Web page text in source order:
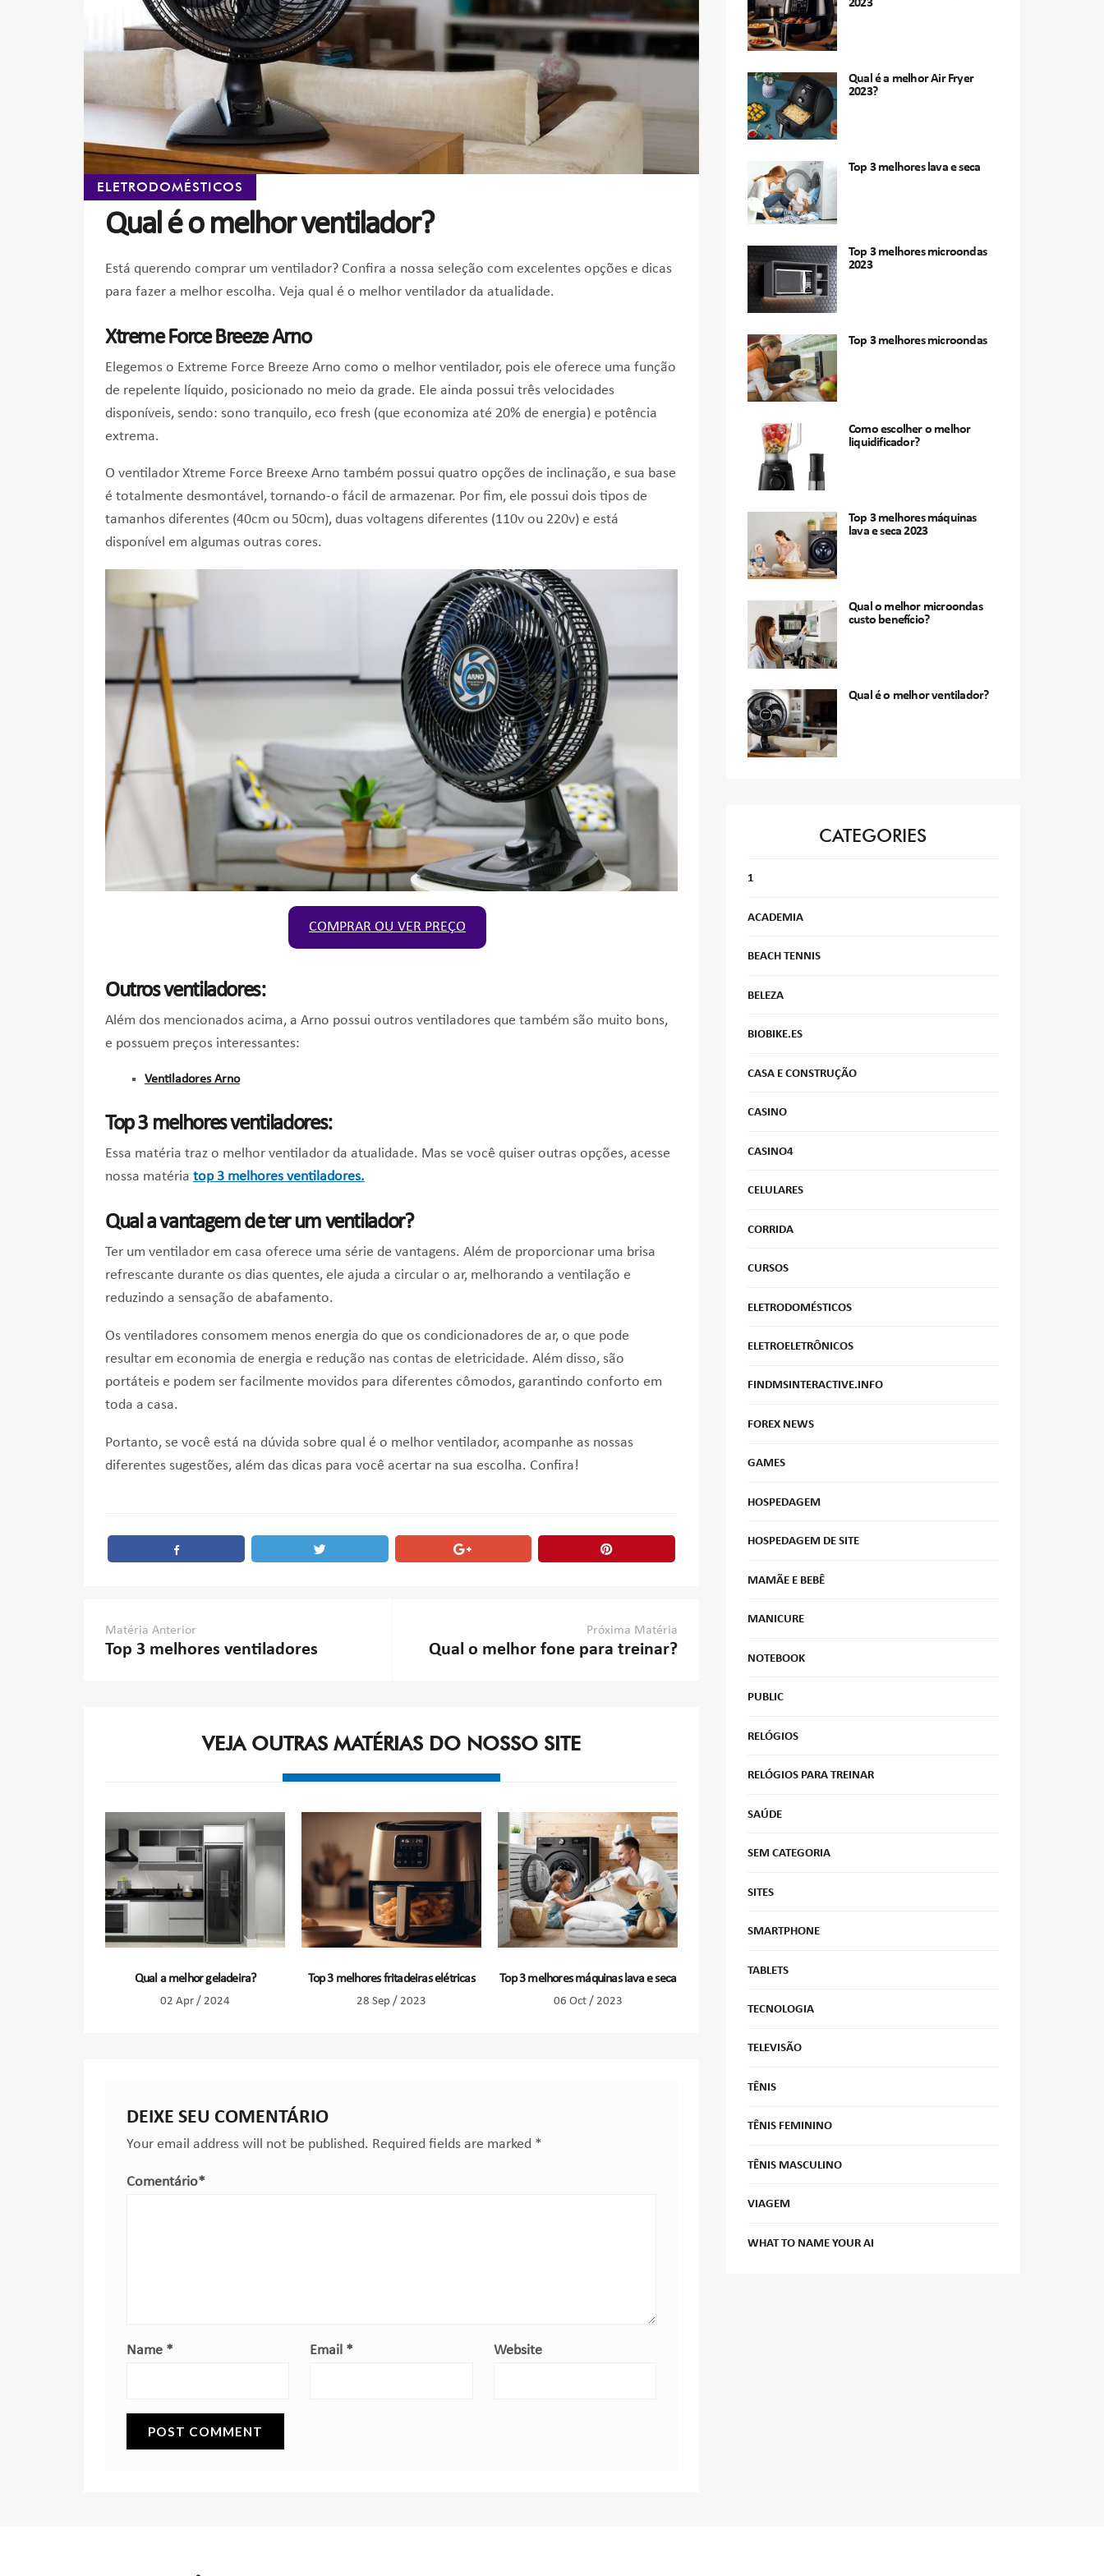
ELETRODOMÉSTICOS
Qual é o melhor ventilador?
Está querendo comprar um ventilador? Confira a nossa seleção com excelentes opções e dicas
para fazer a melhor escolha. Veja qual é o melhor ventilador da atualidade.
Xtreme Force Breeze Arno
Elegemos o Extreme Force Breeze Arno como o melhor ventilador, pois ele oferece uma função
de repelente líquido, posicionado no meio da grade. Ele ainda possui três velocidades
disponíveis, sendo: sono tranquilo, eco fresh (que economiza até 20% de energia) e potência
extrema.
O ventilador Xtreme Force Breexe Arno também possui quatro opções de inclinação, e sua base
é totalmente desmontável, tornando-o fácil de armazenar. Por fim, ele possui dois tipos de
tamanhos diferentes (40cm ou 50cm), duas voltagens diferentes (110v ou 220v) e está
disponível em algumas outras cores.
COMPRAR OU VER PREÇO
Outros ventiladores:
Além dos mencionados acima, a Arno possui outros ventiladores que também são muito bons,
e possuem preços interessantes:
Ventiladores Arno
Top 3 melhores ventiladores:
Essa matéria traz o melhor ventilador da atualidade. Mas se você quiser outras opções, acesse
nossa matéria top 3 melhores ventiladores.
Qual a vantagem de ter um ventilador?
Ter um ventilador em casa oferece uma série de vantagens. Além de proporcionar uma brisa
refrescante durante os dias quentes, ele ajuda a circular o ar, melhorando a ventilação e
reduzindo a sensação de abafamento.
Os ventiladores consomem menos energia do que os condicionadores de ar, o que pode
resultar em economia de energia e redução nas contas de eletricidade. Além disso, são
portáteis e podem ser facilmente movidos para diferentes cômodos, garantindo conforto em
toda a casa.
Portanto, se você está na dúvida sobre qual é o melhor ventilador, acompanhe as nossas
diferentes sugestões, além das dicas para você acertar na sua escolha. Confira!
Post
Matéria Anterior
Top 3 melhores ventiladores
Próxima Matéria
Qual o melhor fone para treinar?
VEJA OUTRAS MATÉRIAS DO NOSSO SITE
Qual a melhor geladeira?
02 Apr / 2024
Top 3 melhores fritadeiras elétricas
28 Sep / 2023
Top 3 melhores máquinas lava e seca
06 Oct / 2023
DEIXE SEU COMENTÁRIO
Your email address will not be published. Required fields are marked *
Comentário*
Name * Email * Website
2023
Qual é a melhor Air Fryer
2023?
Top 3 melhores lava e seca
Top 3 melhores microondas
2023
Top 3 melhores microondas
Como escolher o melhor
liquidificador?
Top 3 melhores máquinas
lava e seca 2023
Qual o melhor microondas
custo benefício?
Qual é o melhor ventilador?
CATEGORIES
1
ACADEMIA
BEACH TENNIS
BELEZA
BIOBIKE.ES
CASA E CONSTRUÇÃO
CASINO
CASINO4
CELULARES
CORRIDA
CURSOS
ELETRODOMÉSTICOS
ELETROELETRÔNICOS
FINDMSINTERACTIVE.INFO
FOREX NEWS
GAMES
HOSPEDAGEM
HOSPEDAGEM DE SITE
MAMÃE E BEBÊ
MANICURE
NOTEBOOK
PUBLIC
RELÓGIOS
RELÓGIOS PARA TREINAR
SAÚDE
SEM CATEGORIA
SITES
SMARTPHONE
TABLETS
TECNOLOGIA
TELEVISÃO
TÊNIS
TÊNIS FEMININO
TÊNIS MASCULINO
VIAGEM
WHAT TO NAME YOUR AI